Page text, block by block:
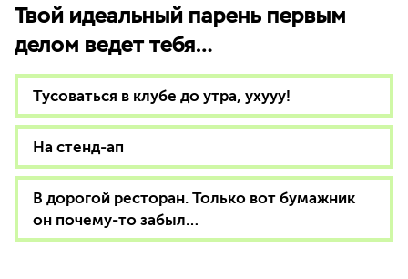
Твой идеальный парень первым
делом ведет тебя…
Тусоваться в клубе до утра, ухууу!
На стенд-ап
В дорогой ресторан. Только вот бумажник
он почему-то забыл…